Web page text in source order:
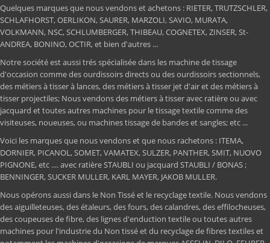
Quelques marques que nous vendons et achetons : RIETER, TRUTZSCHLER,
SCHLAFHORST, OERLIKON, SAURER, MARZOLI, SAVIO, MURATA,
VOLKMANN, NSC, SCHLUMBERGER, THIBEAU, COGNETEX, ZINSER, St-
ANDREA, BONINO, OCTIR, et bien d'autres ...
Notre société est aussi trés spécialisée dans les machine de tissage
d'occasion comme des ourdissoirs directs ou des ourdissoirs sectionnels,
des métiers à tisser à lances, des métiers à tisser jet d'air et des métiers à
tisser projectiles; Nous vendons des métiers à tisser avec ratière ou avec
jacquard et toutes autres machines pour le tissage textile comme des
visiteuses, noueuses, ou machines tissage de bandes et sangles; etc ...
Voici les marques que nous vendons et que nous rachetons : ITEMA,
DORNIER, PICANOL, SOMET, VAMATEX, SULZER, PANTHER, SMIT, NUOVO
PIGNONE, etc .... avec ratière STAUBLI ou jacquard STAUBLI / BONAS ;
BENNINGER, SUCKER MULLER, KARL MAYER, JAKOB MULLER.
Nous opérons aussi dans le Non Tissé et le recyclage textile. Nous vendons
des aiguilleteuses, des étaleurs, des fours, des calandres, des effilocheuses,
des coupeuses de fibre, des lignes d'enduction textile ou toutes autres
machines pour l'industrie du Non tissé et du recyclage de fibres textiles et